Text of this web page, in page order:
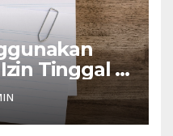
Tinggal di